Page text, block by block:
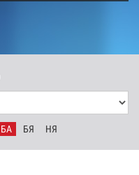
БА БЯ НЯ